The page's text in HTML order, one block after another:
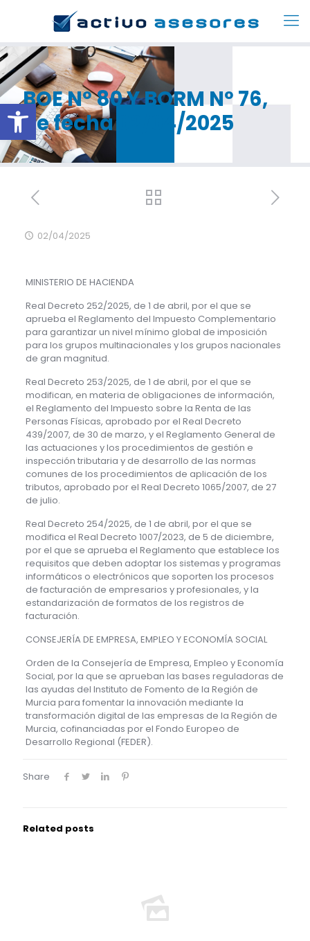
Abrir barra de herramientas
BOE Nº 80 Y BORM Nº 76,
de fecha 02/04/2025
02/04/2025
MINISTERIO DE HACIENDA
Real Decreto 252/2025, de 1 de abril, por el que se
aprueba el Reglamento del Impuesto Complementario
para garantizar un nivel mínimo global de imposición
para los grupos multinacionales y los grupos nacionales
de gran magnitud.
Real Decreto 253/2025, de 1 de abril, por el que se
modifican, en materia de obligaciones de información,
el Reglamento del Impuesto sobre la Renta de las
Personas Físicas, aprobado por el Real Decreto
439/2007, de 30 de marzo, y el Reglamento General de
las actuaciones y los procedimientos de gestión e
inspección tributaria y de desarrollo de las normas
comunes de los procedimientos de aplicación de los
tributos, aprobado por el Real Decreto 1065/2007, de 27
de julio.
Real Decreto 254/2025, de 1 de abril, por el que se
modifica el Real Decreto 1007/2023, de 5 de diciembre,
por el que se aprueba el Reglamento que establece los
requisitos que deben adoptar los sistemas y programas
informáticos o electrónicos que soporten los procesos
de facturación de empresarios y profesionales, y la
estandarización de formatos de los registros de
facturación.
CONSEJERÍA DE EMPRESA, EMPLEO Y ECONOMÍA SOCIAL
Orden de la Consejería de Empresa, Empleo y Economía
Social, por la que se aprueban las bases reguladoras de
las ayudas del Instituto de Fomento de la Región de
Murcia para fomentar la innovación mediante la
transformación digital de las empresas de la Región de
Murcia, cofinanciadas por el Fondo Europeo de
Desarrollo Regional (FEDER).
Share
Related posts